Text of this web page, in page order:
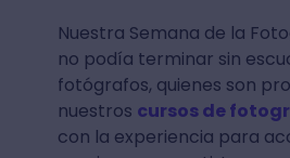
Nuestra Semana de la
no podía terminar sin
fotógrafos, quienes son
nuestros cursos de
con la experiencia para